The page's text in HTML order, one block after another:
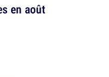
en août